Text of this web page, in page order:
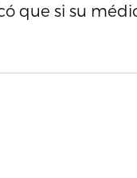
que si su